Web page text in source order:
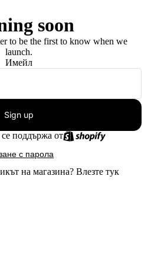
soon
to be the first to know when we
launch.
Имейл
Sign up
поддържа от
с парола
на магазина? Влезте тук